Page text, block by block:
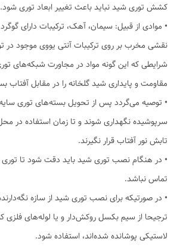
کشش توری شید نباید باعث تغییر ابعاد توری شود.
• موادی از قبیل: سیمان، آهک، ترکیبات دارای
نقشی مخرب بر روی ترکیبات آنتی یووی موجود در
شرایطی که این گونه مواد در مجاورت شبکه‌های
مقاومت و پایداری شید گلخانه را در مقابل آفتاب
• توصیه می‌گردد پس از تحویل بسته‌های توری سایه
سرپوشیده نگهداری شوند و تا زمان استفاده در
تابش نور آفتاب قرار نگیرند.
• در هنگام نصب توری شید باید دقت شود تا توری‌
تماس نباشد.
• در صورتیکه برای نصب توری شید از سازه
ترجیحا از سیم بکسل روکش‌دار و یا لوله‌های فلزی
لاستیکی پوشانده شده‌اند، استفاده شود.